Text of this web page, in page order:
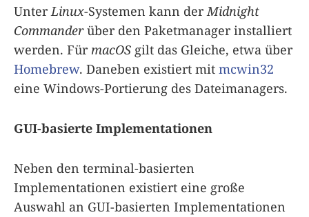
UnterLinux-Systemen kann derMidnight
Commanderüber den Paketmanager installiert
werden. Für macOS gilt das Gleiche, etwa über
Homebrew. Daneben existiert mit mcwin32
eine Windows-Portierung des Dateimanagers.
GUI-basierte Implementationen
Neben den terminal-basierten
Implementationen existiert eine große
Auswahl an GUI-basierten Implementationen